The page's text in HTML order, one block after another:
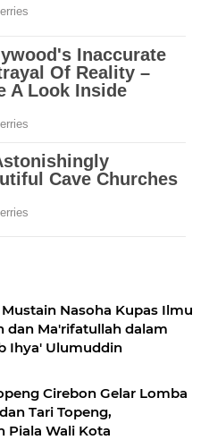
Mustain Nasoha Kupas Ilmu
dan Ma'rifatullah dalam
Ihya' Ulumuddin
Cirebon Gelar Lomba
Tari Topeng,
Piala Wali Kota